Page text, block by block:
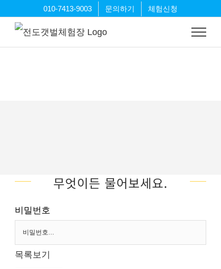
content
010-7413-9003 문의하기 체험신청
무엇이든 물어보세요.
비밀번호
목록보기